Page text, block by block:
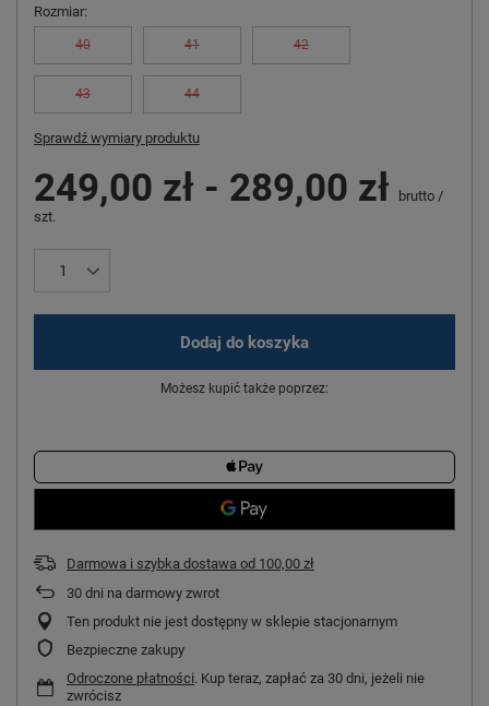
Rozmiar
40 41 42
43 44
Sprawdź wymiary produktu
249,00 zł - 289,00 zł brutto /
szt.
Dodaj do koszyka
Możesz kupić także poprzez:
Darmowa i szybka dostawa od 100,00 zł
30 dni na darmowy zwrot
Ten produkt nie jest dostępny w sklepie stacjonarnym
Bezpieczne zakupy
Odroczone płatności. Kup teraz, zapłać za 30 dni, jeżeli nie
zwrócisz